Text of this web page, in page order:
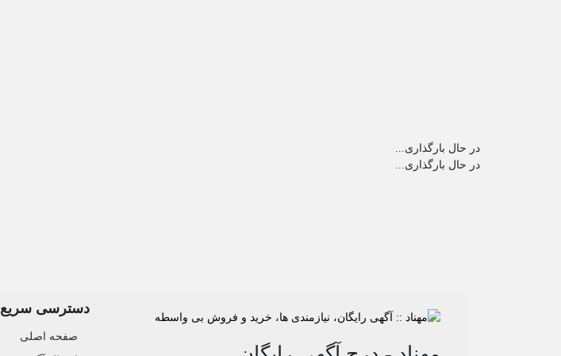
در حال بارگذاری...
در حال بارگذاری...
دسترسی سریع
صفحه اصلی